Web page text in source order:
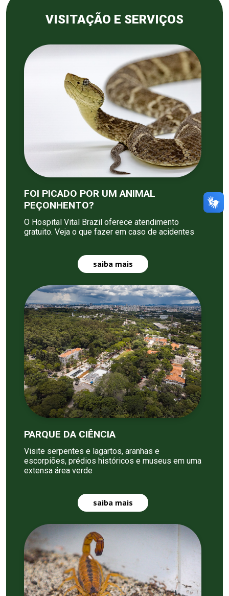
VISITAÇÃO E SERVIÇOS
FOI PICADO POR UM ANIMAL
PEÇONHENTO?
O Hospital Vital Brazil oferece atendimento
gratuito. Veja o que fazer em caso de acidentes
saiba mais
PARQUE DA CIÊNCIA
Visite serpentes e lagartos, aranhas e
escorpiões, prédios históricos e museus em uma
extensa área verde
saiba mais